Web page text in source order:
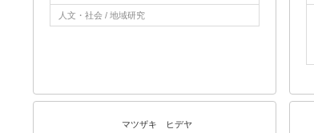
人文・社会 / 地域研究
マツザキ ヒデヤ